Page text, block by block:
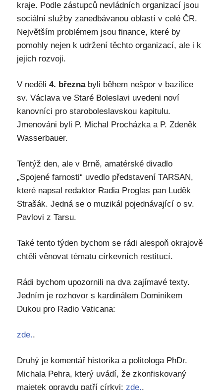
kraje. Podle zástupců nevládních organizací jsou
sociální služby zanedbávanou oblastí v celé ČR.
Největším problémem jsou finance, které by
pomohly nejen k udržení těchto organizací, ale i k
jejich rozvoji.
V neděli 4. březnabyli během nešpor v bazilice
sv. Václava ve Staré Boleslavi uvedeni noví
kanovníci pro staroboleslavskou kapitulu.
Jmenováni byli P. Michal Procházka a P. Zdeněk
Wasserbauer.
Tentýž den, ale v Brně, amatérské divadlo
„Spojené farnosti“ uvedlo představení TARSAN,
které napsal redaktor Radia Proglas pan Luděk
Strašák. Jedná se o muzikál pojednávající o sv.
Pavlovi z Tarsu.
Také tento týden bychom se rádi alespoň okrajově
chtěli věnovat tématu církevních restitucí.
Rádi bychom upozornili na dva zajímavé texty.
Jedním je rozhovor s kardinálem Dominikem
Dukou pro Radio Vaticana:
zde..
Druhý je komentář historika a politologa PhDr.
Michala Pehra, který uvádí, že zkonfiskovaný
majetek opravdu patří církvi: zde..